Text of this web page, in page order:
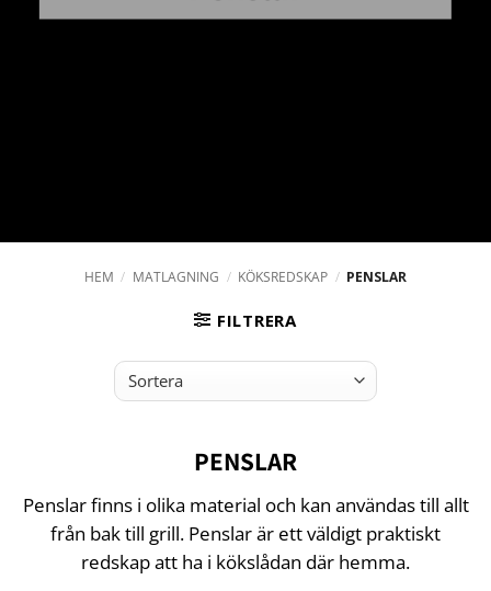
HEM / MATLAGNING / KÖKSREDSKAP / PENSLAR
FILTRERA
PENSLAR
Penslar finns i olika material och kan användas till allt
från bak till grill. Penslar är ett väldigt praktiskt
redskap att ha i kökslådan där hemma.